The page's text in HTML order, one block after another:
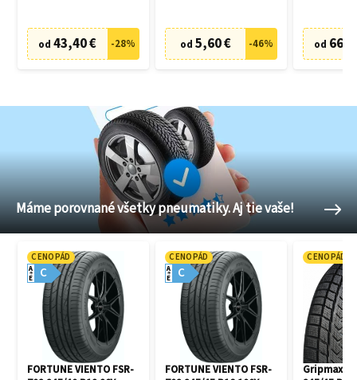
od 43,40 € -28% od 5,60 € -46% od
Máme porovnané všetky pneumatiky. Aj tie vaše!
CENOPÁD
C
A
E
FORTUNE VIENTO FSR-
CENOPÁD
C
A
E
FORTUNE VIENTO FSR-
CENOPÁD
Gripmax